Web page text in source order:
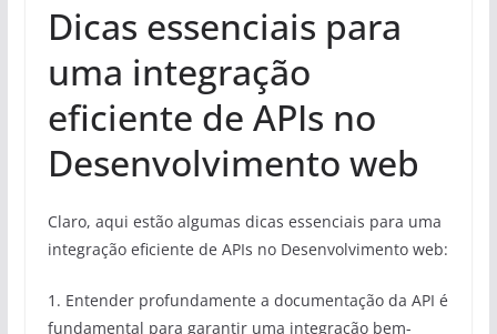
Dicas essenciais para
uma integração
eficiente de APIs no
Desenvolvimento web
Claro, aqui estão algumas dicas essenciais para uma
integração eficiente de APIs no Desenvolvimento web:
1. Entender profundamente a documentação da API é
fundamental para garantir uma integração bem-